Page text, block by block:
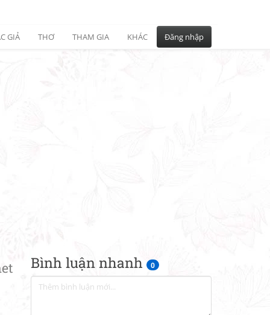
GIẢ THƠ THAM GIA KHÁC Đăng nhập
Bình luận nhanh 0